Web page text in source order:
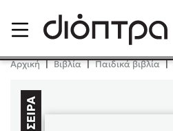
Δημοφιλή Βιβλία
Αρχική | Βιβλία | Παιδικά βιβλία |